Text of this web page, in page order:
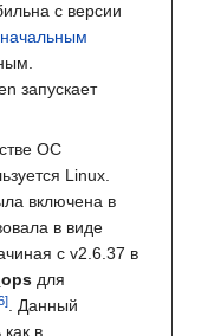
с версии
начальным
запускает
ОС
Linux.
включена в
в виде
с v2.6.37 в
для
. Данный
в